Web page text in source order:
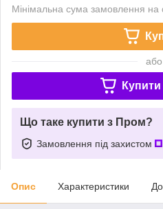
Мінімальна сума замовлення на
або
Купити
Що таке купити з Пром?
Замовлення під захистом
Опис Характеристики